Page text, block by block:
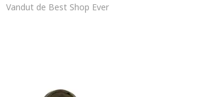
Vandut de Best Shop Ever